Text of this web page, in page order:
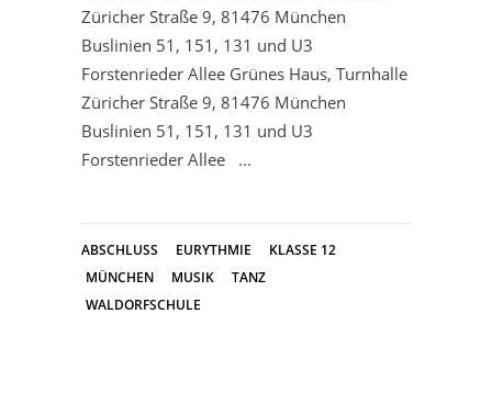
Züricher Straße 9, 81476 München
Buslinien 51, 151, 131 und U3
Forstenrieder Allee Grünes Haus, Turnhalle
Züricher Straße 9, 81476 München
Buslinien 51, 151, 131 und U3
Forstenrieder Allee
ABSCHLUSS EURYTHMIE
KLASSE 12
MÜNCHEN
MUSIK
TANZ
WALDORFSCHULE